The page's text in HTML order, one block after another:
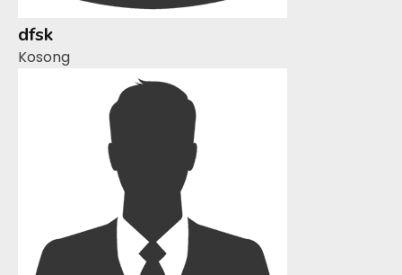
dfsk
Kosong